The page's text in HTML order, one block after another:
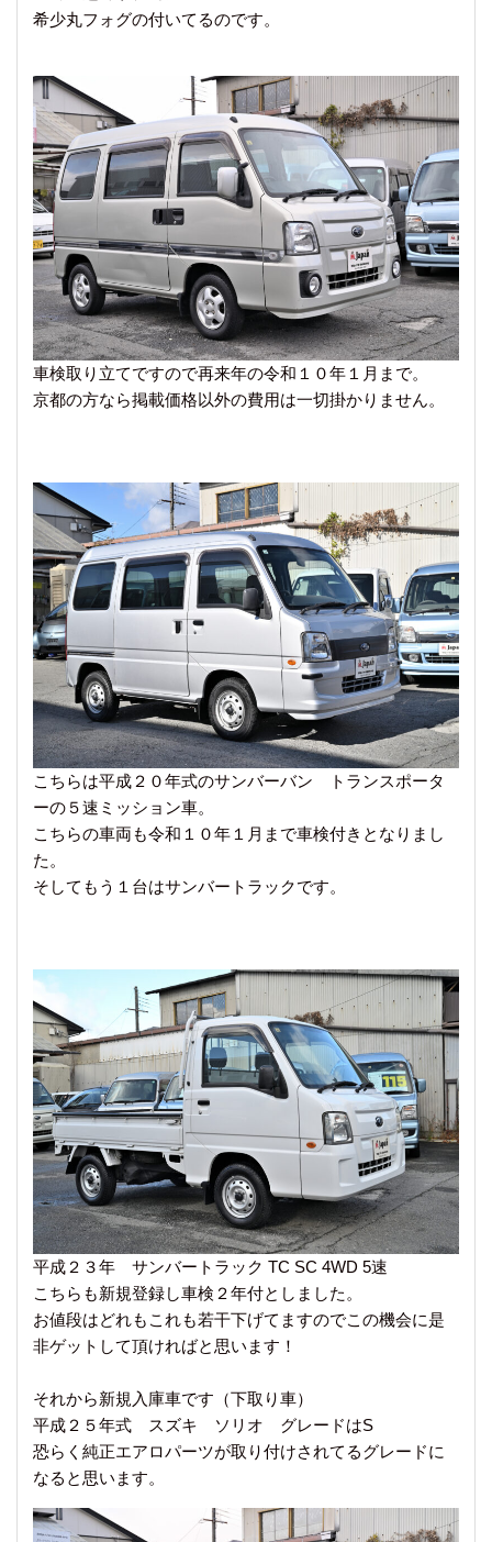
希少丸フォグの付いてるのです。
車検取り立てですので再来年の令和１０年１月まで。
京都の方なら掲載価格以外の費用は一切掛かりません。
こちらは平成２０年式のサンバーバン トランスポータ
ーの５速ミッション車。
こちらの車両も令和１０年１月まで車検付きとなりまし
た。
そしてもう１台はサンバートラックです。
平成２３年 サンバートラック TC SC 4WD 5速
こちらも新規登録し車検２年付としました。
お値段はどれもこれも若干下げてますのでこの機会に是
非ゲットして頂ければと思います！
それから新規入庫車です（下取り車）
平成２５年式 スズキ ソリオ グレードはS
恐らく純正エアロパーツが取り付けされてるグレードに
なると思います。